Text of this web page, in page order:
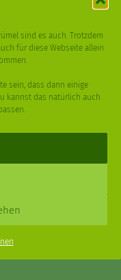
sind es auch. Trotzdem
für diese Webseite allein
sein, dass dann einige
kannst das natürlich auch